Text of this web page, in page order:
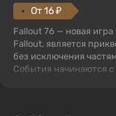
От 16 ₽
Fallout 76 — новая игра
Fallout, является
без исключения
События начинаются